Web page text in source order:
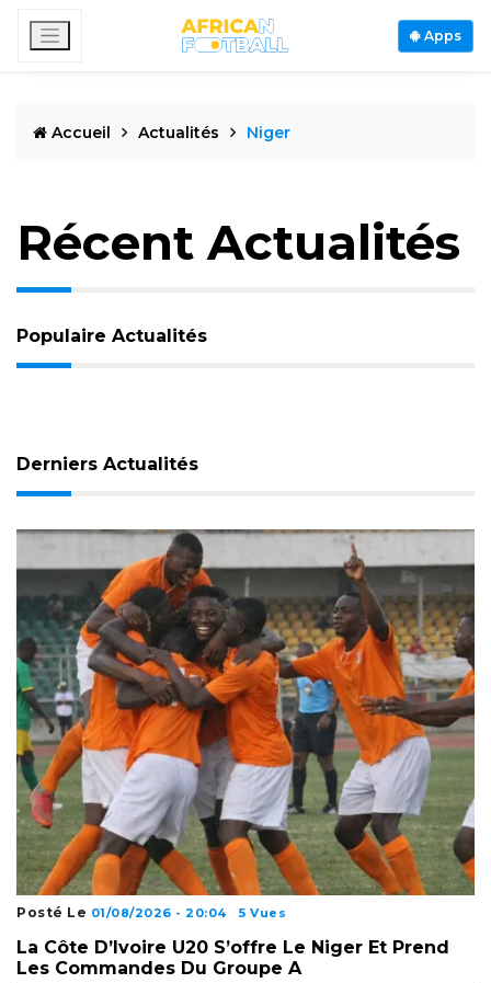
Apps
Accueil Actualités Niger
Récent Actualités
Populaire Actualités
Derniers Actualités
Posté Le 01/08/2026 - 20:04 5 Vues
La Côte D’Ivoire U20 S’offre Le Niger Et Prend
Les Commandes Du Groupe A